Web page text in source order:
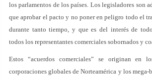
los parlamentos de los países. Los legisladores son
que aprobar el pacto y no poner en peligro todo el
durante tanto tiempo, y que es del interés de
todos los representantes comerciales sobornados y
Estos “acuerdos comerciales” se originan en
corporaciones globales de Norteamérica y los mega-